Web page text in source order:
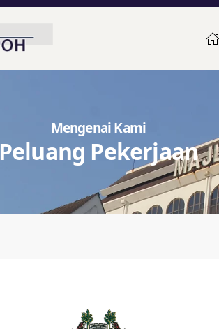
Mengenai Kami
Peluang Pekerjaan